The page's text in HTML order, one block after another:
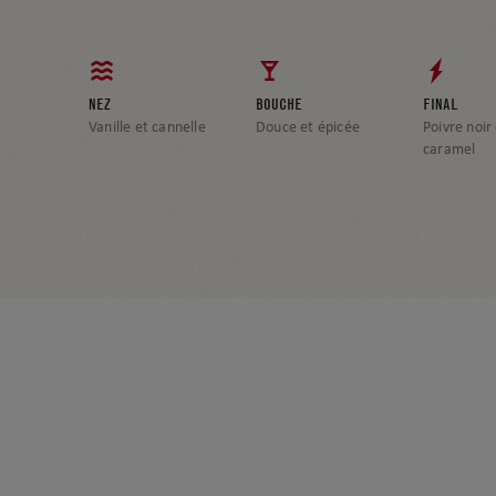
NEZ
Vanille et cannelle
BOUCHE
Douce et épicée
FINAL
Poivre
caramel